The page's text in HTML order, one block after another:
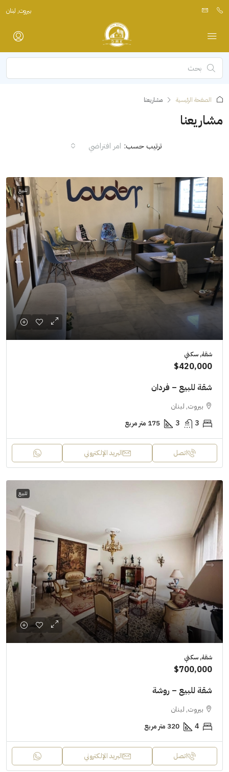
بيروت, لبنان
الصفحة الرئيسية مشاريعنا
مشاريعنا
ترتيب حسب: امر افتراضي
للبيع
شقة, سكني
$420,000
شقة للبيع – فردان
بيروت, لبنان
3
3 175 متر مربع
اتصل البريد الإلكتروني
للبيع
شقة, سكني
$700,000
شقة للبيع – روشة
بيروت, لبنان
4 320 متر مربع
اتصل البريد الإلكتروني